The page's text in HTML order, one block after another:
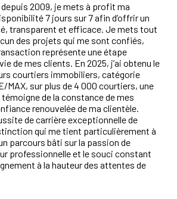
2009, je mets à profit ma
7 jours sur 7 afin d’offrir un
transparent et efficace. Je mets tout
des projets qui me sont confiés,
représente une étape
de mes clients. En 2025, j’ai obtenu le
courtiers immobiliers, catégorie
MAX, sur plus de 4 000 courtiers, une
de la constance de mes
renouvelée de ma clientèle.
de carrière exceptionnelle de
qui me tient particulièrement à
parcours bâti sur la passion de
professionnelle et le souci constant
à la hauteur des attentes de